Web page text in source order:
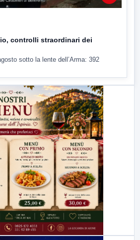
controlli straordinari dei
sotto la lente dell’Arma: 392